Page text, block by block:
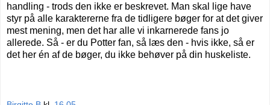
handling - trods den ikke er beskrevet. Man skal lige have
styr på alle karaktererne fra de tidligere bøger for at det giver
mest mening, men det har alle vi inkarnerede fans jo
allerede. Så - er du Potter fan, så læs den - hvis ikke, så er
det her én af de bøger, du ikke behøver på din huskeliste.